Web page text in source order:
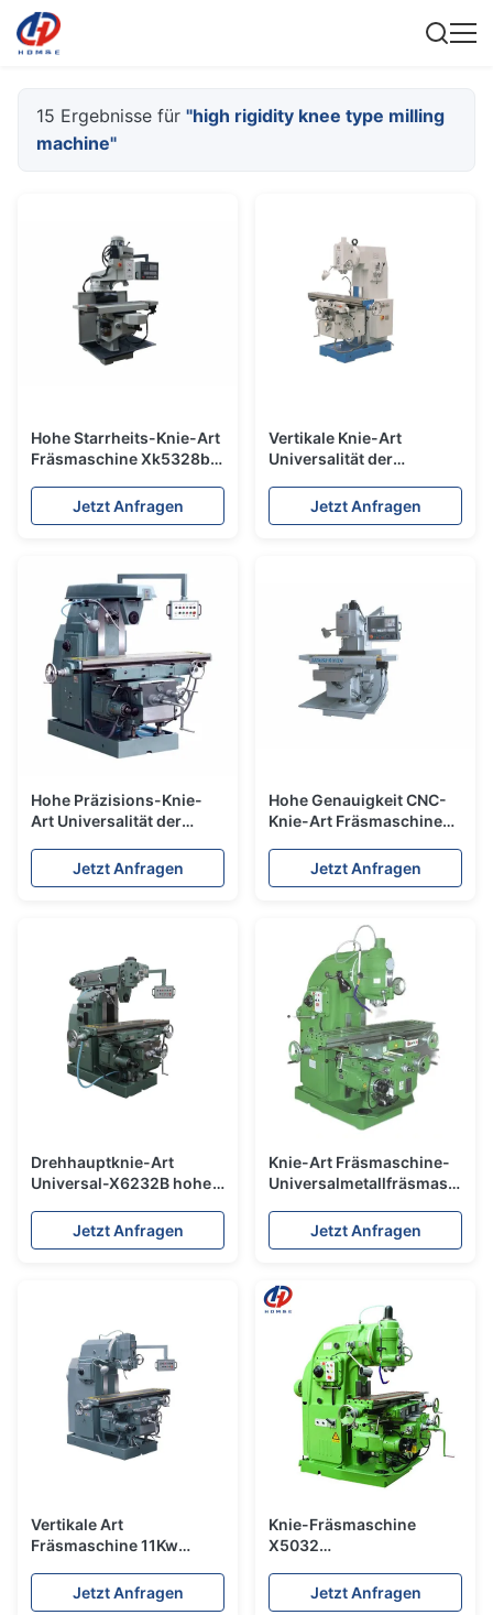
15 Ergebnisse für "high rigidity knee type milling
machine"
Hohe Starrheits-Knie-Art
Fräsmaschine Xk5328b
Fräsmaschine
Jetzt Anfragen
Vertikale Knie-Art
Universalität der
Starrheits-X5030C
Jetzt Anfragen
Hohe Präzisions-Knie-
Art Universalität der
X6142Jetzt Anfragen
Hohe Genauigkeit CNC-
Knie-Art Fräsmaschine
Jetzt Anfragen
Drehhauptknie-Art
Universal-X6232B hohe
Fräsmaschine-
Jetzt Anfragen
Knie-Art Fräsmaschine-
Universalmetallfräsmaschine
Jetzt Anfragen
Vertikale Art
Fräsmaschine 11Kw
X5042Jetzt Anfragen
Knie-Fräsmaschine
X5032
Manuelle Fräsmaschine
Jetzt Anfragen